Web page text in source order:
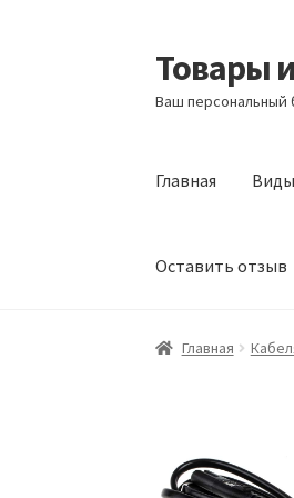
Перейти
к
навигации
Перейти
к
содержимому
Товары
Ваш персональный
Главная
Оставить отзыв
Главная Виды
Главная